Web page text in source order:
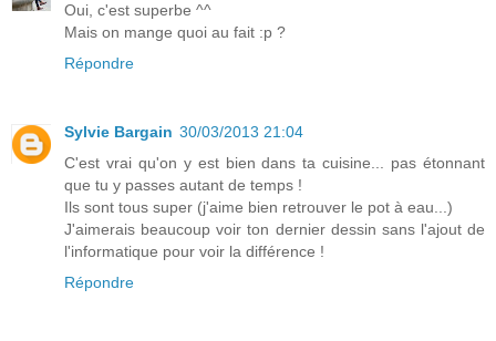
Oui, c'est superbe ^^
Mais on mange quoi au fait :p ?
Répondre
Sylvie Bargain 30/03/2013 21:04
C'est vrai qu'on y est bien dans ta cuisine... pas étonnant
que tu y passes autant de temps !
Ils sont tous super (j'aime bien retrouver le pot à eau...)
J'aimerais beaucoup voir ton dernier dessin sans l'ajout de
l'informatique pour voir la différence !
Répondre